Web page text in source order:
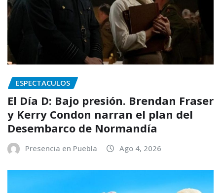
ESPECTACULOS
El Día D: Bajo presión. Brendan Fraser
y Kerry Condon narran el plan del
Desembarco de Normandía
Presencia en Puebla Ago 4, 2026